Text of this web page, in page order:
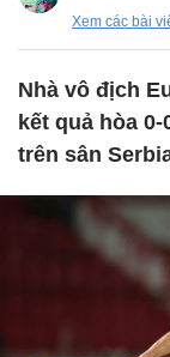
Xem các bài
Nhà vô địch
kết quả hòa
trên sân